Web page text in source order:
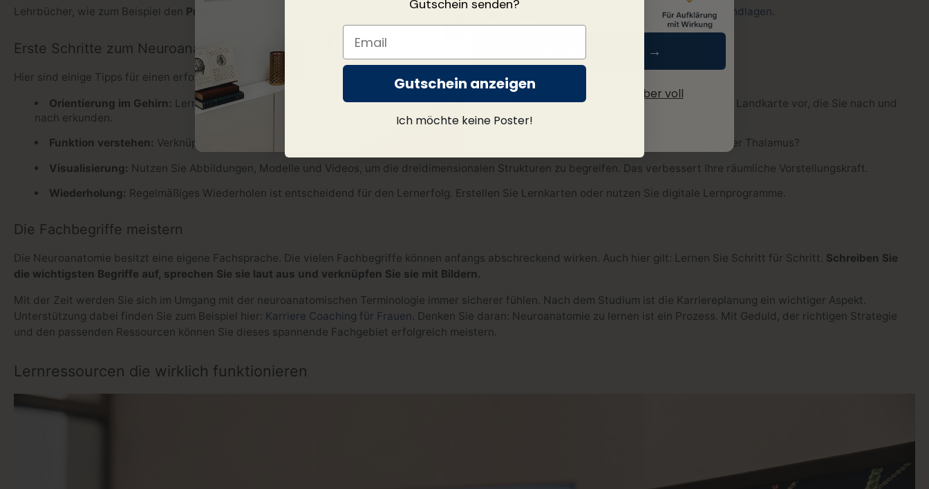
Lehrbücher, wie zum Beispiel den Prometheus LernAtlas Kopf, Hals und Neuroanatomie . Weitere Informationen finden Sie hier:Anatomie Grundlagen.
Erste Schritte zum Neuroanatomie-Experten
Hier sind einige Tipps für einen erfolgreichen Einstieg in die Neuroanatomie:
Orientierung im Gehirn: Lernen Sie die wichtigsten Hirnregionen und ihre Lage zueinander kennen. Stellen Sie sich das Gehirn wie eine Landkarte vor, die Sie nach und
nach erkunden.
Funktion verstehen: Verknüpfen Sie die Strukturen mit ihren Funktionen. Welche Aufgaben hat der Hippocampus? Welche Rolle spielt der Thalamus?
Visualisierung: Nutzen Sie Abbildungen, Modelle und Videos, um die dreidimensionalen Strukturen zu begreifen. Das verbessert Ihre räumliche Vorstellungskraft.
Wiederholung: Regelmäßiges Wiederholen ist entscheidend für den Lernerfolg. Erstellen Sie Lernkarten oder nutzen Sie digitale Lernprogramme.
Die Fachbegriffe meistern
Die Neuroanatomie besitzt eine eigene Fachsprache. Die vielen Fachbegriffe können anfangs abschreckend wirken. Auch hier gilt: Lernen Sie Schritt für Schritt. Schreiben Sie
die wichtigsten Begriffe auf, sprechen Sie sie laut aus und verknüpfen Sie sie mit Bildern.
Mit der Zeit werden Sie sich im Umgang mit der neuroanatomischen Terminologie immer sicherer fühlen. Nach dem Studium ist die Karriereplanung ein wichtiger Aspekt.
Unterstützung dabei finden Sie zum Beispiel hier: Karriere Coaching für Frauen. Denken Sie daran: Neuroanatomie zu lernen ist ein Prozess. Mit Geduld, der richtigen Strategie
und den passenden Ressourcen können Sie dieses spannende Fachgebiet erfolgreich meistern.
Lernressourcen die wirklich funktionieren
Ja, 15% sichern →
Nein danke, ich zahle lieber voll
Gutschein senden?
Email
Gutschein anzeigen
Ich möchte keine Poster!